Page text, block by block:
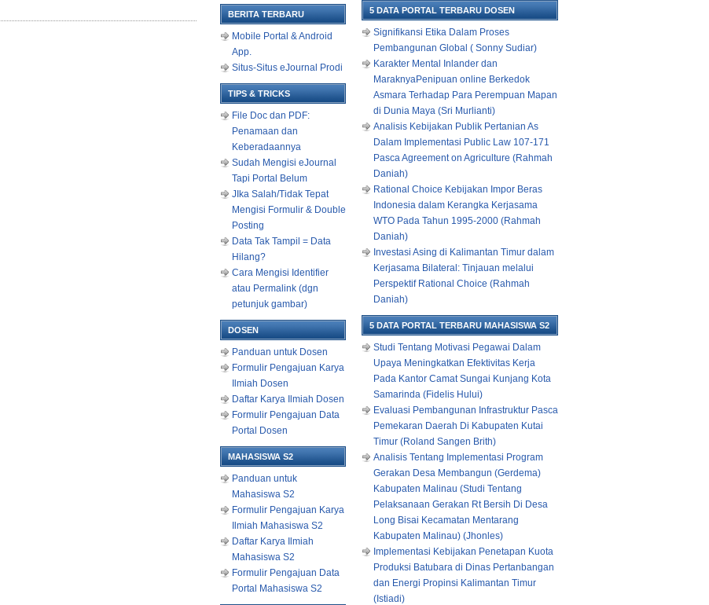
BERITA TERBARU
Mobile Portal & Android
App.
Situs-Situs eJournal Prodi
TIPS & TRICKS
File Doc dan PDF:
Penamaan dan
Keberadaannya
Sudah Mengisi eJournal
Tapi Portal Belum
JIka Salah/Tidak Tepat
Mengisi Formulir & Double
Posting
Data Tak Tampil = Data
Hilang?
Cara Mengisi Identifier
atau Permalink (dgn
petunjuk gambar)
DOSEN
Panduan untuk Dosen
Formulir Pengajuan Karya
Ilmiah Dosen
Daftar Karya Ilmiah Dosen
Formulir Pengajuan Data
Portal Dosen
MAHASISWA S2
Panduan untuk
Mahasiswa S2
Formulir Pengajuan Karya
Ilmiah Mahasiswa S2
Daftar Karya Ilmiah
Mahasiswa S2
Formulir Pengajuan Data
Portal Mahasiswa S2
5 DATA PORTAL TERBARU DOSEN
Signifikansi Etika Dalam Proses
Pembangunan Global ( Sonny Sudiar)
Karakter Mental Inlander dan
MaraknyaPenipuan online Berkedok
Asmara Terhadap Para Perempuan Mapan
di Dunia Maya (Sri Murlianti)
Analisis Kebijakan Publik Pertanian As
Dalam Implementasi Public Law 107-171
Pasca Agreement on Agriculture (Rahmah
Daniah)
Rational Choice Kebijakan Impor Beras
Indonesia dalam Kerangka Kerjasama
WTO Pada Tahun 1995-2000 (Rahmah
Daniah)
Investasi Asing di Kalimantan Timur dalam
Kerjasama Bilateral: Tinjauan melalui
Perspektif Rational Choice (Rahmah
Daniah)
5 DATA PORTAL TERBARU MAHASISWA S2
Studi Tentang Motivasi Pegawai Dalam
Upaya Meningkatkan Efektivitas Kerja
Pada Kantor Camat Sungai Kunjang Kota
Samarinda (Fidelis Hului)
Evaluasi Pembangunan Infrastruktur Pasca
Pemekaran Daerah Di Kabupaten Kutai
Timur (Roland Sangen Brith)
Analisis Tentang Implementasi Program
Gerakan Desa Membangun (Gerdema)
Kabupaten Malinau (Studi Tentang
Pelaksanaan Gerakan Rt Bersih Di Desa
Long Bisai Kecamatan Mentarang
Kabupaten Malinau) (Jhonles)
Implementasi Kebijakan Penetapan Kuota
Produksi Batubara di Dinas Pertanbangan
dan Energi Propinsi Kalimantan Timur
(Istiadi)